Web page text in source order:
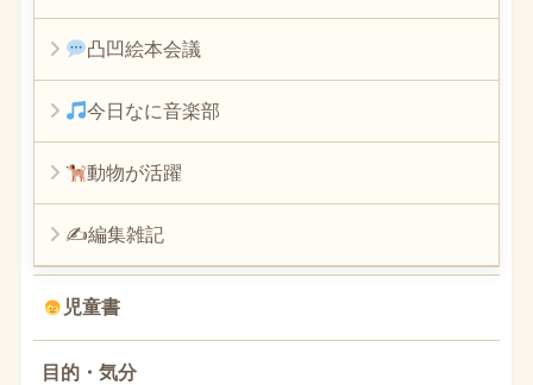
凸凹絵本会議
今日なに音楽部
動物が活躍
✍編集雑記
児童書
目的・気分